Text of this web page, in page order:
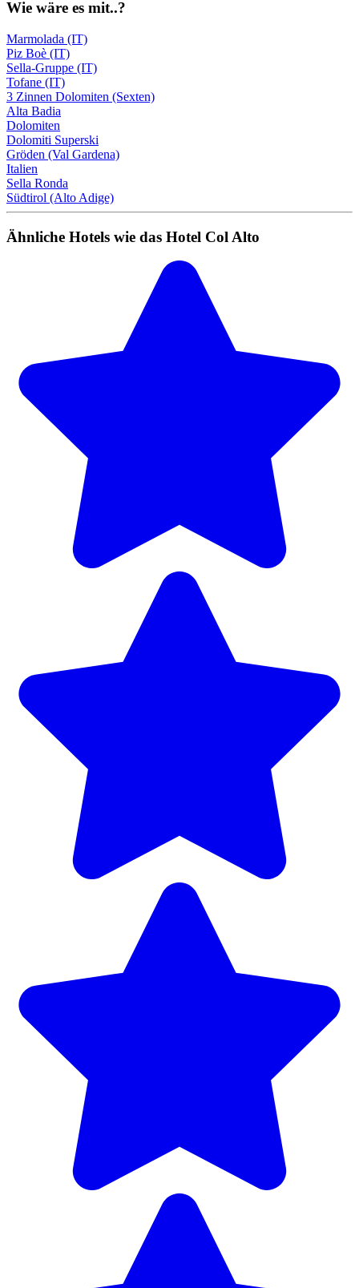
Wie wäre es mit..?
Marmolada (IT)
Piz Boè (IT)
Sella-Gruppe (IT)
Tofane (IT)
3 Zinnen Dolomiten (Sexten)
Alta Badia
Dolomiten
Dolomiti Superski
Gröden (Val Gardena)
Italien
Sella Ronda
Südtirol (Alto Adige)
Ähnliche Hotels wie das Hotel Col Alto